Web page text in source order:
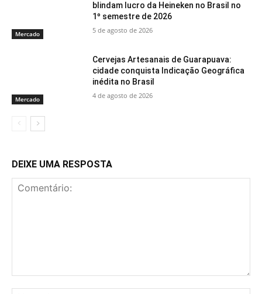
Mercado
blindam lucro da Heineken no Brasil no
1º semestre de 2026
5 de agosto de 2026
Mercado
Cervejas Artesanais de Guarapuava:
cidade conquista Indicação Geográfica
inédita no Brasil
4 de agosto de 2026
DEIXE UMA RESPOSTA